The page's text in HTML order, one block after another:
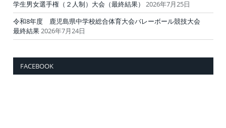
学生男女選手権（２人制）大会（最終結果）
2026年7月25日
令和8年度 鹿児島県中学校総合体育大会バレーボール競技大会
最終結果2026年7月24日
FACEBOOK